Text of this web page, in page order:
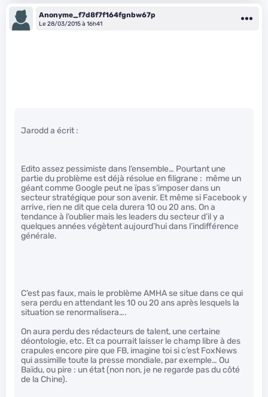
Anonyme_f7d8f7f164fgnbw67p
Le 28/03/2015 à 16h41
Jarodd a écrit :
Edito assez pessimiste dans l’ensemble… Pourtant une
partie du problème est déjà résolue en filigrane : même un
géant comme Google peut ne ïpas s’imposer dans un
secteur stratégique pour son avenir. Et même si Facebook y
arrive, rien ne dit que cela durera 10 ou 20 ans. On a
tendance à l’oublier mais les leaders du secteur d’il y a
quelques années végètent aujourd’hui dans l’indifférence
générale.
C’est pas faux, mais le problème AMHA se situe dans ce qui
sera perdu en attendant les 10 ou 20 ans après lesquels la
situation se renormalisera….
On aura perdu des rédacteurs de talent, une certaine
déontologie, etc. Et ca pourrait laisser le champ libre à des
crapules encore pire que FB, imagine toi si c’est FoxNews
qui assimille toute la presse mondiale, par exemple… Ou
Baïdu, ou pire : un état (non non, je ne regarde pas du côté
de la Chine).